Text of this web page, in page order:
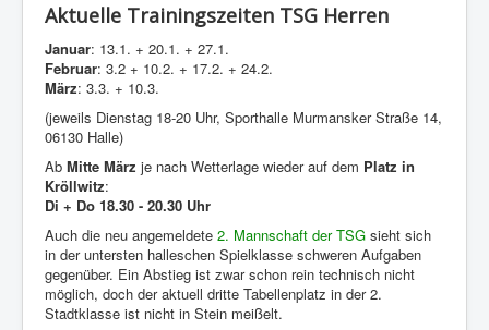
Aktuelle Trainingszeiten TSG Herren
Januar: 13.1. + 20.1. + 27.1.
Februar: 3.2 + 10.2. + 17.2. + 24.2.
März: 3.3. + 10.3.
(jeweils Dienstag 18-20 Uhr, Sporthalle Murmansker Straße 14,
06130 Halle)
Ab Mitte März je nach Wetterlage wieder auf dem Platz in
Kröllwitz:
Di + Do 18.30 - 20.30 Uhr
Auch die neu angemeldete 2. Mannschaft der TSG sieht sich
in der untersten halleschen Spielklasse schweren Aufgaben
gegenüber. Ein Abstieg ist zwar schon rein technisch nicht
möglich, doch der aktuell dritte Tabellenplatz in der 2.
Stadtklasse ist nicht in Stein meißelt.